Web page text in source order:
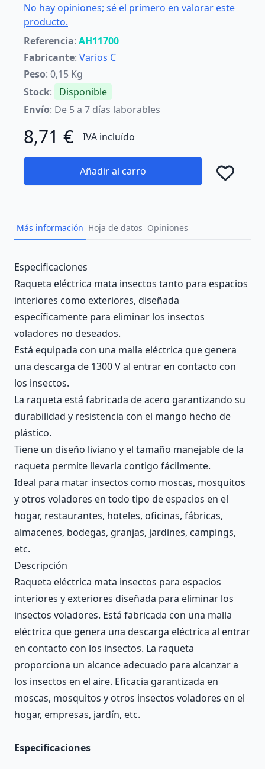
No hay opiniones; sé el primero en valorar este
producto.
Referencia: AH11700
Fabricante: Varios C
Peso: 0,15 Kg
Stock:
Disponible
Envío: De 5 a 7 días laborables
8,71 € IVA incluído
Añadir al carro
Más información Hoja de datos Opiniones
Description
Especificaciones
Raqueta eléctrica mata insectos tanto para espacios
interiores como exteriores, diseñada
específicamente para eliminar los insectos
voladores no deseados.
Está equipada con una malla eléctrica que genera
una descarga de 1300 V al entrar en contacto con
los insectos.
La raqueta está fabricada de acero garantizando su
durabilidad y resistencia con el mango hecho de
plástico.
Tiene un diseño liviano y el tamaño manejable de la
raqueta permite llevarla contigo fácilmente.
Ideal para matar insectos como moscas, mosquitos
y otros voladores en todo tipo de espacios en el
hogar, restaurantes, hoteles, oficinas, fábricas,
almacenes, bodegas, granjas, jardines, campings,
etc.
Descripción
Raqueta eléctrica mata insectos para espacios
interiores y exteriores diseñada para eliminar los
insectos voladores. Está fabricada con una malla
eléctrica que genera una descarga eléctrica al entrar
en contacto con los insectos. La raqueta
proporciona un alcance adecuado para alcanzar a
los insectos en el aire. Eficacia garantizada en
moscas, mosquitos y otros insectos voladores en el
hogar, empresas, jardín, etc.
Especificaciones